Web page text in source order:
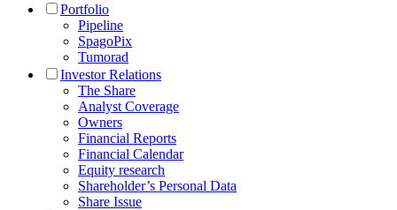
Portfolio
Pipeline
SpagoPix
Tumorad
Investor Relations
The Share
Analyst Coverage
Owners
Financial Reports
Financial Calendar
Equity research
Shareholder’s Personal Data
Share Issue